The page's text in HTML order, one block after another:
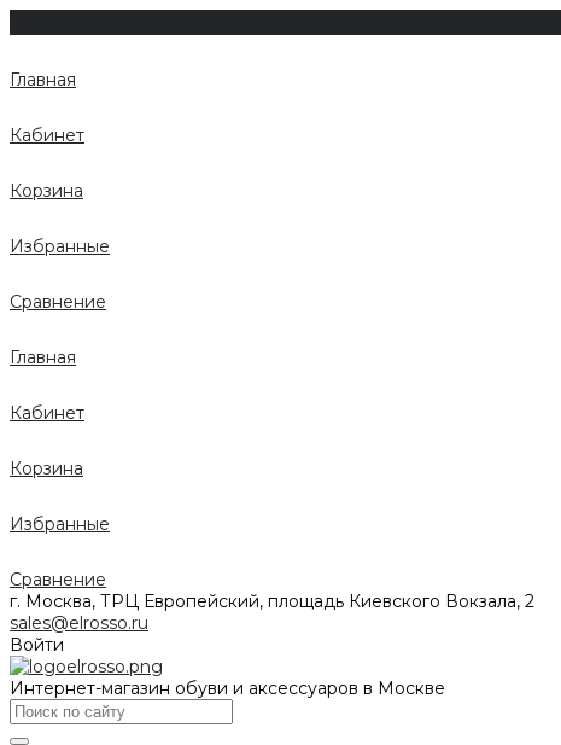
Главная
Кабинет
Корзина
Избранные
Сравнение
Главная
Кабинет
Корзина
Избранные
Сравнение
г. Москва, ТРЦ Европейский, площадь Киевского Вокзала, 2
sales@elrosso.ru
Войти
Интернет-магазин обуви и аксессуаров в Москве